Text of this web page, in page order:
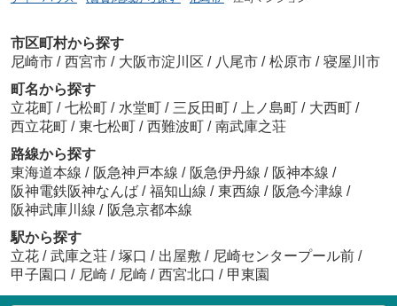
市区町村から探す
尼崎市 / 西宮市 / 大阪市淀川区 / 八尾市 / 松原市 / 寝屋川市
町名から探す
立花町 / 七松町 / 水堂町 / 三反田町 / 上ノ島町 / 大西町 /
西立花町 / 東七松町 / 西難波町 / 南武庫之荘
路線から探す
東海道本線 / 阪急神戸本線 / 阪急伊丹線 / 阪神本線 /
阪神電鉄阪神なんば / 福知山線 / 東西線 / 阪急今津線 /
阪神武庫川線 / 阪急京都本線
駅から探す
立花 / 武庫之荘 / 塚口 / 出屋敷 / 尼崎センタープール前 /
甲子園口 / 尼崎 / 尼崎 / 西宮北口 / 甲東園